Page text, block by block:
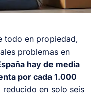
todo en propiedad,
problemas en
hay de media
por cada 1.000
reducido en solo seis